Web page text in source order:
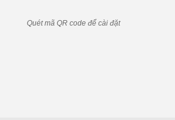
Quét mã QR code để cài đặt